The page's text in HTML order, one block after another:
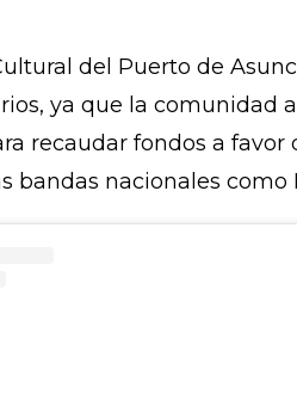
del Puerto de
ya que la comunidad
recaudar fondos a
bandas nacionales como